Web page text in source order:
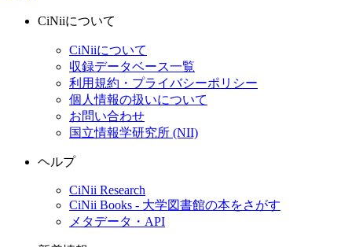
CiNiiについて
CiNiiについて
収録データベース一覧
利用規約・プライバシーポリシー
個人情報の扱いについて
お問い合わせ
国立情報学研究所 (NII)
ヘルプ
CiNii Research
CiNii Books - 大学図書館の本をさがす
メタデータ・API